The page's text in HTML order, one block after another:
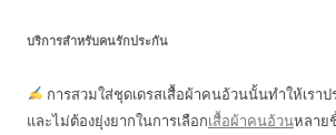
บริการสำหรับคนรักประกัน
การสวมใส่ชุดเดรสเสื้อผ้าคนอ้วนนั้นทำให้เราป
และไม่ต้องยุ่งยากในการเลือกเสื้อผ้าคนอ้วนหลาย